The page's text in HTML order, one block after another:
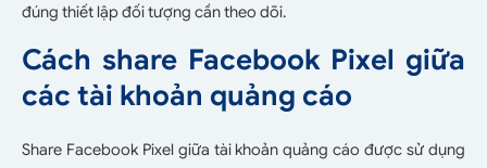
đúng thiết lập đối tượng cần theo dõi.
Cách share Facebook Pixel giữa
các tài khoản quảng cáo
Share Facebook Pixel giữa tài khoản quảng cáo được sử dụng